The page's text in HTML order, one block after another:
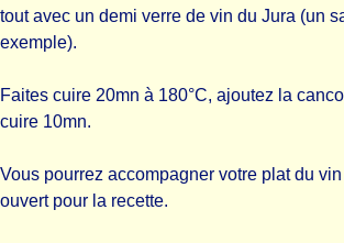
tout avec un demi verre de vin du Jura (un
exemple).
Faites cuire 20mn à 180°C, ajoutez la
cuire 10mn.
Vous pourrez accompagner votre plat du
ouvert pour la recette.